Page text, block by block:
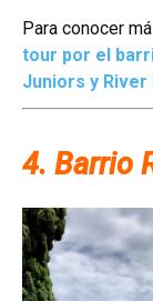
Para conocer
tour por el
Juniors y River
4. Barrio